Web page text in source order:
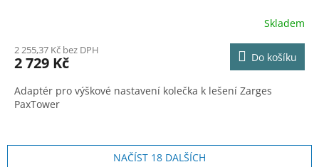
R
M
A
Skladem
2 255,37 Kč bez DPH
2 729 Kč Do košíku
Adaptér pro výškové nastavení kolečka k lešení Zarges
PaxTower
NAČÍST 18 DALŠÍCH